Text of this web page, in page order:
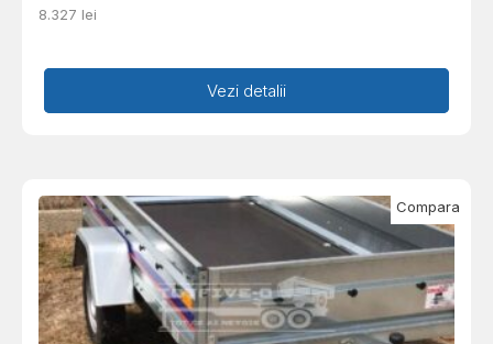
8.327 lei
Adaugă în coș
Vezi detalii
Compara